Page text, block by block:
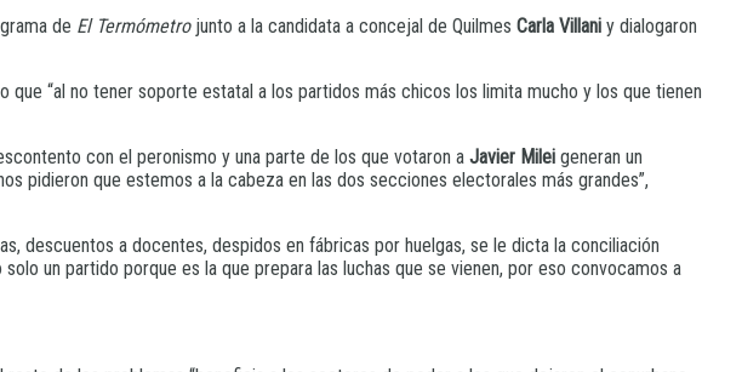
de El Termómetrojunto a la candidata a concejal de Quilmes Carla Villani y dialogaron
que “al no tener soporte estatal a los partidos más chicos los limita mucho y los que tienen
con el peronismo y una parte de los que votaron a Javier Milei generan un
pidieron que estemos a la cabeza en las dos secciones electorales más grandes”,
descuentos a docentes, despidos en fábricas por huelgas, se le dicta la conciliación
un partido porque es la que prepara las luchas que se vienen, por eso convocamos a